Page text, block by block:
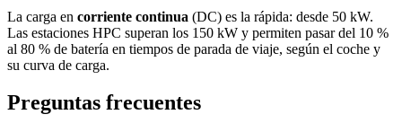
La carga en corriente continua (DC) es la rápida: desde 50 kW.
Las estaciones HPC superan los 150 kW y permiten pasar del 10 %
al 80 % de batería en tiempos de parada de viaje, según el coche y
su curva de carga.
Preguntas frecuentes